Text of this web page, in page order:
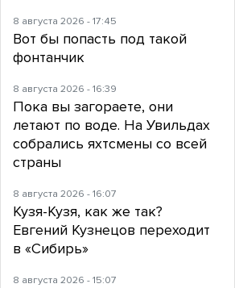
8 августа 2026 - 17:45
Вот бы попасть под такой
фонтанчик
8 августа 2026 - 16:39
Пока вы загораете, они
летают по воде. На Увильдах
собрались яхтсмены со всей
страны
8 августа 2026 - 16:07
Кузя-Кузя, как же так?
Евгений Кузнецов переходит
в «Сибирь»
8 августа 2026 - 15:07